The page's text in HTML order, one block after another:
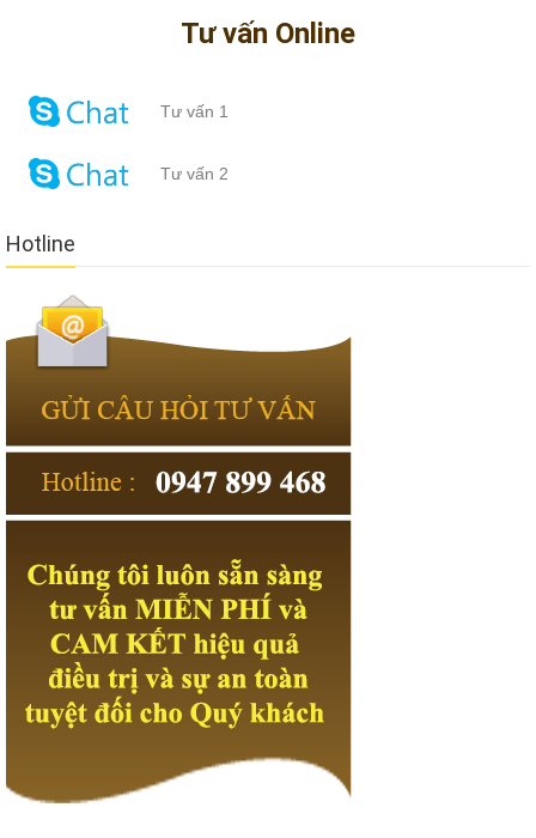
Tư vấn Online
Tư vấn 1
Tư vấn 2
Hotline